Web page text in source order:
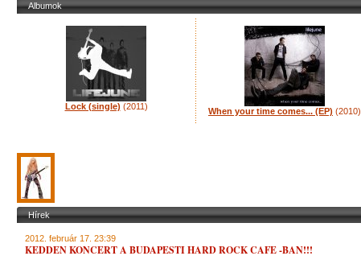
Albumok
Lock (single) (2011) When your time comes... (EP) (2010)
Hírek
2012. február 17. 23:39
KEDDEN KONCERT A BUDAPESTI HARD ROCK CAFE -BAN!!!